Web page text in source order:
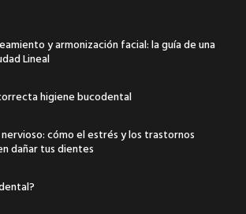
y armonización facial: la guía de una
Lineal
higiene bucodental
cómo el estrés y los trastornos
dañar tus dientes